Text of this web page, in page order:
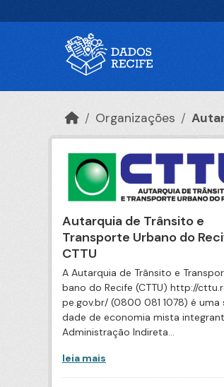
Organizações
Autarquia de Trânsito e
Transporte Urbano do
CTTU
A Autarquia de Trânsito e
bano do Recife (CTTU) http://
pe.gov.br/ (0800 081 1078) é uma
dade de economia mista
Administração Indireta...
leia mais